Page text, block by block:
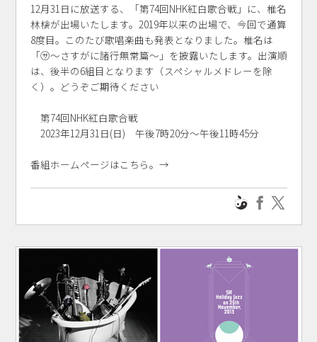
12月31日に放送する、「第74回NHK紅白歌合戦」に、椎名
林檎が出場いたします。2019年以来の出場で、今回で通算
8度目。このたび歌唱楽曲も発表となりました。椎名は
「㋚〜さすがに諸行無常篇〜」を披露いたします。出演順
は、後半の6組目となります（スペシャルメドレーを除
く）。どうぞご期待ください
第74回NHK紅白歌合戦
2023年12月31日(日) 午後7時20分～午後11時45分
番組ホームページはこちら。→